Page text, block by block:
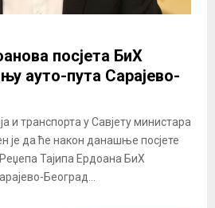
посјета БиХ
ауто-пута Сарајево-
и транспорта у Савјету министара
је да ће након данашње посјете
Тајипа Ердоана БиХ
Београд...